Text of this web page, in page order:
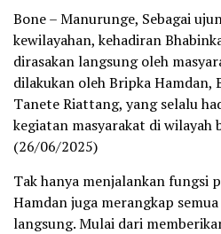
Bone – Manurunge, Sebagai
kewilayahan, kehadiran
dirasakan langsung oleh
dilakukan oleh Bripka Hamdan,
Tanete Riattang, yang selalu
kegiatan masyarakat di wilayah
(26/06/2025)
Tak hanya menjalankan fungsi
Hamdan juga merangkap
langsung. Mulai dari